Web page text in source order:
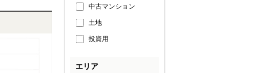
中古マンション
土地
投資用
エリア